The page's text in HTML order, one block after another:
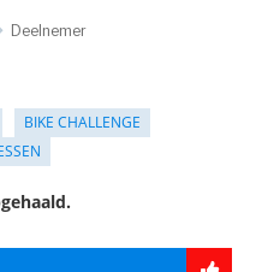
Deelnemer
BIKE CHALLENGE